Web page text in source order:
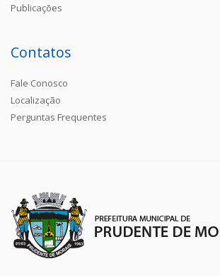
Publicações
Contatos
Fale Conosco
Localização
Perguntas Frequentes